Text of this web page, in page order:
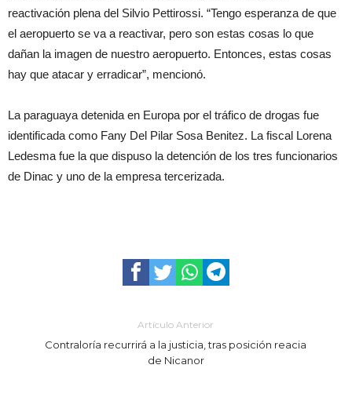
reactivación plena del Silvio Pettirossi. “Tengo esperanza de que
el aeropuerto se va a reactivar, pero son estas cosas lo que
dañan la imagen de nuestro aeropuerto. Entonces, estas cosas
hay que atacar y erradicar”, mencionó.
La paraguaya detenida en Europa por el tráfico de drogas fue
identificada como Fany Del Pilar Sosa Benitez. La fiscal Lorena
Ledesma fue la que dispuso la detención de los tres funcionarios
de Dinac y uno de la empresa tercerizada.
Artículo Anterior
Contraloría recurrirá a la justicia, tras posición reacia
de Nicanor